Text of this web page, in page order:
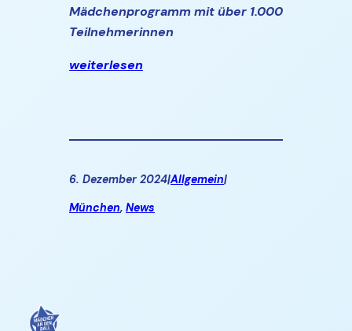
Mädchenprogramm mit über 1.000
Teilnehmerinnen
weiterlesen
6. Dezember 2024|Allgemein|
München, News